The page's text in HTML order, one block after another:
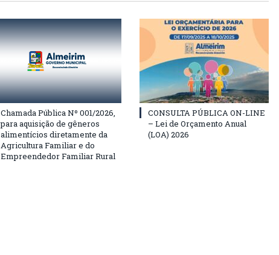
Chamada Pública Nº 001/2026,
para aquisição de gêneros
alimentícios diretamente da
Agricultura Familiar e do
Empreendedor Familiar Rural
CONSULTA PÚBLICA ON-LINE
– Lei de Orçamento Anual
(LOA) 2026